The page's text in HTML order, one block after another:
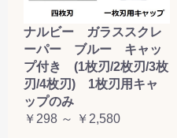
ナルビー ガラススクレ
ーパー ブルー キャッ
プ付き (1枚刃/2枚刃/3枚
刃/4枚刃) 1枚刃用キャ
ップのみ
￥298 ～ ￥2,580